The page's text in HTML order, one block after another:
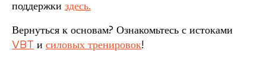
поддержки здесь.
Вернуться к основам? Ознакомьтесь с истоками
VBT и силовых тренировок!